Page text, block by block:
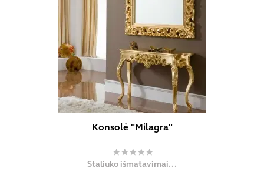
Konsolė "Milagra"
Staliuko išmatavimai...